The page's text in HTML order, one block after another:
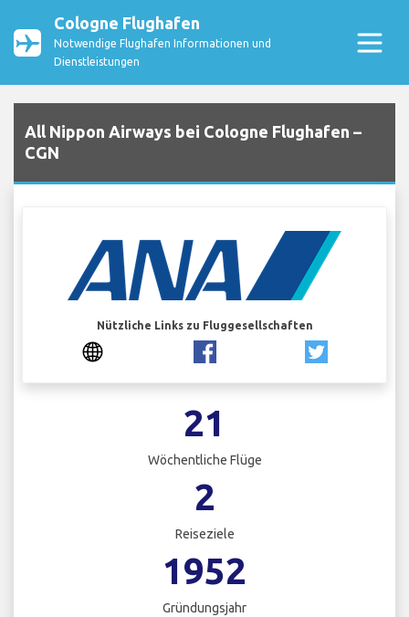
Cologne Flughafen
Notwendige Flughafen Informationen und
Dienstleistungen
All Nippon Airways bei Cologne Flughafen –
CGN
Nützliche Links zu Fluggesellschaften
21
Wöchentliche Flüge
2
Reiseziele
1952
Gründungsjahr